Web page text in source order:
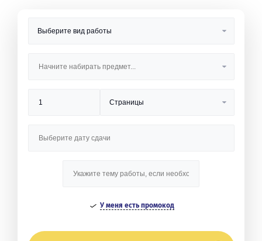
У меня есть промокод